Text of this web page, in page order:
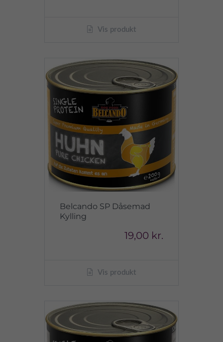
Vis produkt
Belcando SP Dåsemad
Kylling
19,00 kr.
Vis produkt